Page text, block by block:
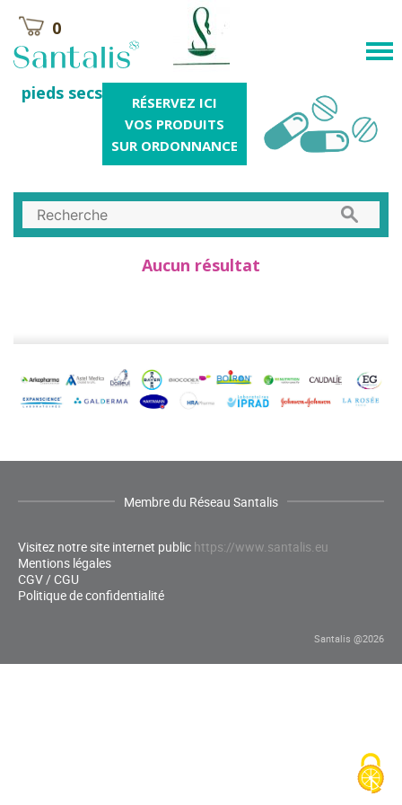
0
pieds secs
RÉSERVEZ ICI
VOS PRODUITS
SUR ORDONNANCE
Aucun résultat
Membre du Réseau Santalis
Visitez notre site internet public https://www.santalis.eu
Mentions légales
CGV / CGU
Politique de confidentialité
Santalis @2026